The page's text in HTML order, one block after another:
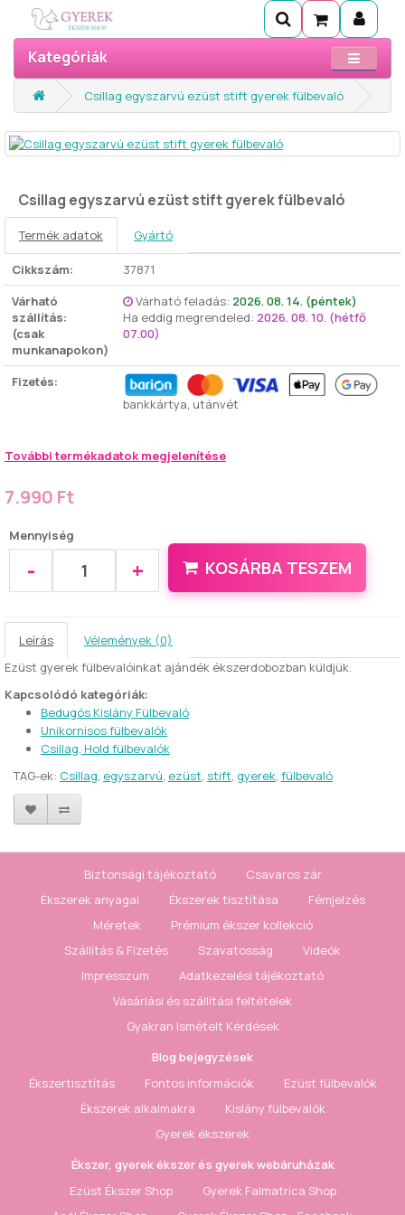
Kategóriák
Csillag egyszarvú ezüst stift gyerek fülbevaló
Csillag egyszarvú ezüst stift gyerek fülbevaló
Termék adatok Gyártó
Cikkszám:
37871
Várható
szállítás:
(csak
munkanapokon)
Várható feladás: 2026. 08. 14. (péntek)
Ha eddig megrendeled: 2026. 08. 10. (hétfő
07.00)
Fizetés:
bankkártya, utánvét
További termékadatok megjelenítése
7.990 Ft
Mennyiség
- + KOSÁRBA TESZEM
Leírás
Vélemények (0)
Ezüst gyerek fülbevalóinkat ajándék ékszerdobozban küldjük.
Kapcsolódó kategóriák:
Bedugós Kislány Fülbevaló
Unikornisos fülbevalók
Csillag, Hold fülbevalók
TAG-ek: Csillag, egyszarvú, ezüst, stift, gyerek, fülbevaló
Biztonsági tájékoztató
Csavaros zár
Ékszerek anyagai
Ékszerek tisztítása
Fémjelzés
Méretek
Prémium ékszer kollekció
Szállítás & Fizetés
Szavatosság
Videók
Impresszum
Adatkezelési tájékoztató
Vásárlási és szállítási feltételek
Gyakran Ismételt Kérdések
Blog bejegyzések
Ékszertisztítás
Fontos információk
Ezüst fülbevalók
Ékszerek alkalmakra
Kislány fülbevalók
Gyerek ékszerek
Ékszer, gyerek ékszer és gyerek webáruházak
Ezüst Ékszer Shop
Gyerek Falmatrica Shop